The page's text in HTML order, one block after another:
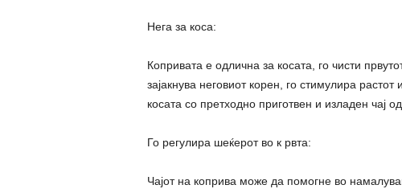
Нега за коса:
Копривата е одлична за косата, го чисти
зајакнува неговиот корен, го стимулира
косата со претходно приготвен и изладен чај
Го регулира шеќерот во к рвта:
Чајот на коприва може да помогне во